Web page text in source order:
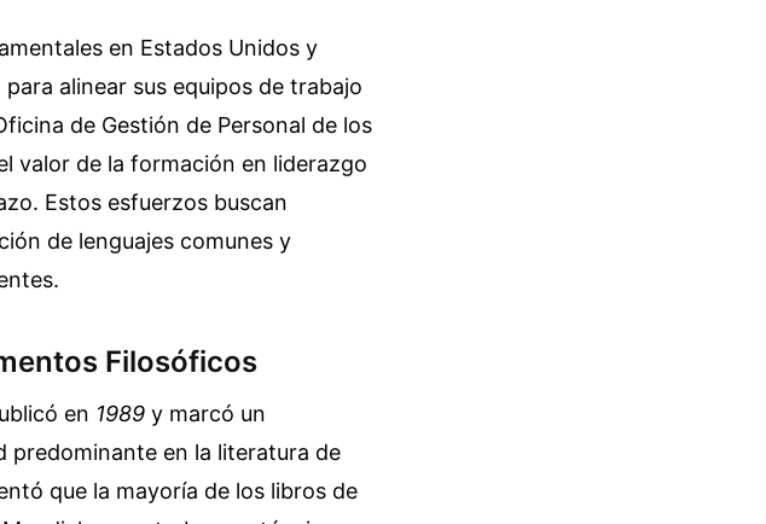
en Estados Unidos y
alinear sus equipos de trabajo
de Gestión de Personal de los
valor de la formación en liderazgo
Estos esfuerzos buscan
de lenguajes comunes y
Filosóficos
en 1989 y marcó un
predominante en la literatura de
que la mayoría de los libros de